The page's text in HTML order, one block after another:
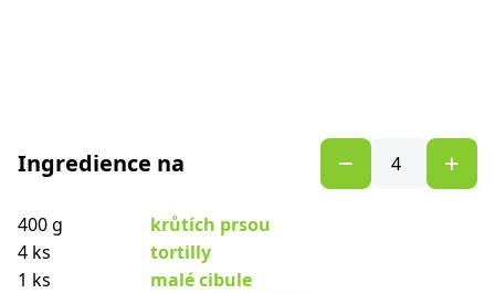
Ingredience na
400 g
krůtích prsou
4 ks
tortilly
1 ks
malé cibule